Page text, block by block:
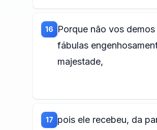
16
Porque não vos
fábulas
majestade,
17 pois ele recebeu, da